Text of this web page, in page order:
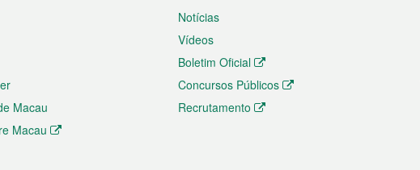
Macau
Macau
Notícias
Vídeos
Boletim Oficial
Concursos Públicos
Recrutamento